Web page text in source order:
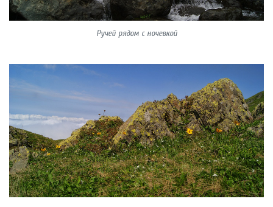
Ручей рядом с ночевкой